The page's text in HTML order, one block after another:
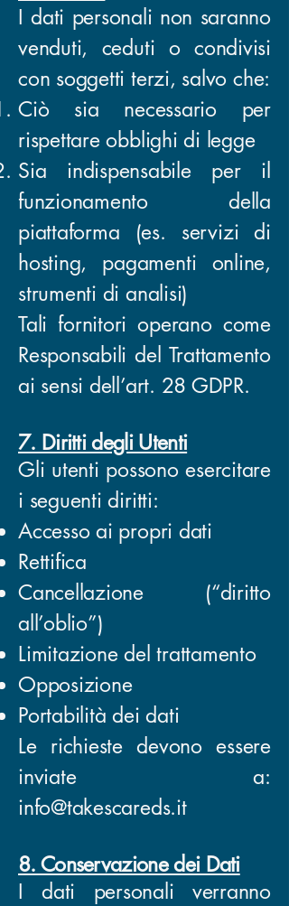
I dati personali non saranno
venduti, ceduti o condivisi
con soggetti terzi, salvo che:
Ciò sia necessario per
rispettare obblighi di legge
Sia indispensabile per il
funzionamento della
piattaforma (es. servizi di
hosting, pagamenti online,
strumenti di analisi)
Tali fornitori operano come
Responsabili del Trattamento
ai sensi dell’art. 28 GDPR.
7. Diritti degli Utenti
Gli utenti possono esercitare
i seguenti diritti:
Accesso ai propri dati
Rettifica
Cancellazione (“diritto
all’oblio”)
Limitazione del trattamento
Opposizione
Portabilità dei dati
Le richieste devono essere
inviate a:
info@takescareds.it
8. Conservazione dei Dati
I dati personali verranno